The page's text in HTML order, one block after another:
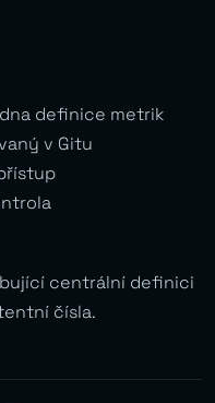
definice metrik
v Gitu
centrální definici
čísla.